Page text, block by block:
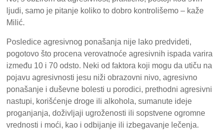
ljudi, samo je pitanje koliko to dobro kontrolišemo – kaže
Milić.
Posledice agresivnog ponašanja nije lako predvideti,
pogotovo što procena verovatnoće agresivnih ispada varira
između 10 i 70 odsto. Neki od faktora koji mogu da utiču na
pojavu agresivnosti jesu niži obrazovni nivo, agresivno
ponašanje i duševne bolesti u porodici, prethodni agresivni
nastupi, korišćenje droge ili alkohola, sumanute ideje
proganjanja, doživljaji ugroženosti ili sopstvene ogromne
vrednosti i moći, kao i odbijanje ili izbegavanje lečenja.